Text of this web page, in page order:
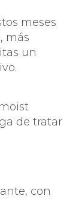
meses
más
un
de tratar
con